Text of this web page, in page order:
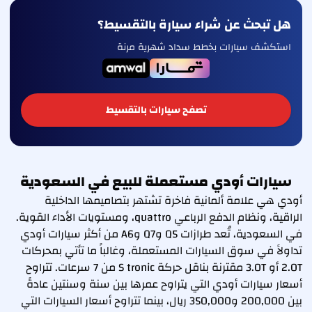
هل تبحث عن شراء سيارة بالتقسيط؟
استكشف سيارات بخطط سداد شهرية مرنة
تصفح سيارات بالتقسيط
سيارات أودي مستعملة للبيع في السعودية
أودي هي علامة ألمانية فاخرة تشتهر بتصاميمها الداخلية
الراقية، ونظام الدفع الرباعي quattro، ومستويات الأداء القوية.
في السعودية، تُعد طرازات Q5 وQ7 وA6 من أكثر سيارات أودي
تداولاً في سوق السيارات المستعملة، وغالباً ما تأتي بمحركات
2.0T أو 3.0T مقترنة بناقل حركة S tronic من 7 سرعات. تتراوح
أسعار سيارات أودي التي يتراوح عمرها بين سنة وسنتين عادةً
بين 200,000 و350,000 ريال، بينما تتراوح أسعار السيارات التي